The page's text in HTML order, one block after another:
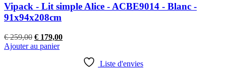
Vipack - Lit simple Alice - ACBE9014 - Blanc -
91x94x208cm
€259,00 Le
prix
€ 179,00Le
Ajouter au panier
Liste d'envies